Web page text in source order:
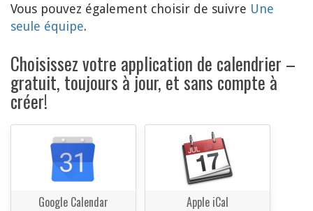
Vous pouvez également choisir de suivre Une
seule équipe.
Choisissez votre application de calendrier –
gratuit, toujours à jour, et sans compte à
créer!
Google Calendar Apple iCal